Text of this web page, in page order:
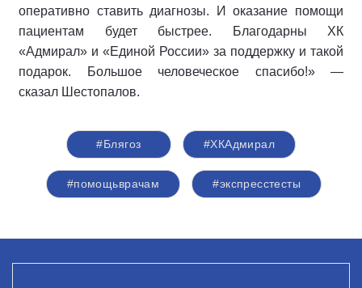
оперативно ставить диагнозы. И оказание помощи
пациентам будет быстрее. Благодарны ХК
«Адмирал» и «Единой России» за поддержку и такой
подарок. Большое человеческое спасибо!» —
сказал Шестопалов.
#Блягоз #ХКАдмирал
#помощьврачам #экспресстесты